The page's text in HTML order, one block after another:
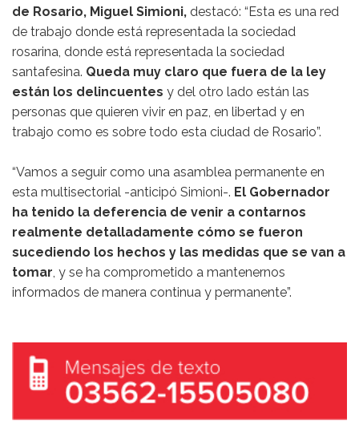
de Rosario, Miguel Simioni, destacó: “Esta es una red
de trabajo donde está representada la sociedad
rosarina, donde está representada la sociedad
santafesina. Queda muy claro que fuera de la ley
están los delincuentes y del otro lado están las
personas que quieren vivir en paz, en libertad y en
trabajo como es sobre todo esta ciudad de Rosario”.
“Vamos a seguir como una asamblea permanente en
esta multisectorial -anticipó Simioni-. El Gobernador
ha tenido la deferencia de venir a contarnos
realmente detalladamente cómo se fueron
sucediendo los hechos y las medidas que se van a
tomar, y se ha comprometido a mantenernos
informados de manera continua y permanente”.